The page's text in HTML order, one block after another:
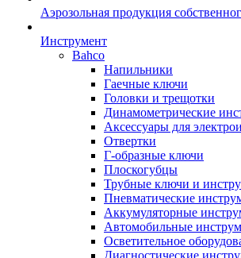
Аэрозольная продукция
Инструмент
Bahco
Напильники
Гаечные ключи
Головки и трещотки
Динамометрические
Аксессуары для
Отвертки
Г-образные ключи
Плоскогубцы
Трубные ключи и
Пневматические
Аккумуляторные
Автомобильные
Осветительное
Диагностические